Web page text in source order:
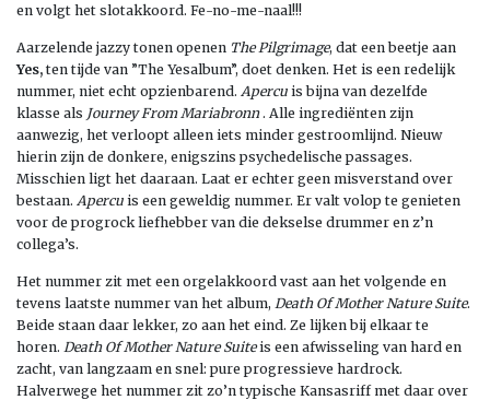
en volgt het slotakkoord. Fe-no-me-naal!!!
Aarzelende jazzy tonen openen The Pilgrimage, dat een beetje aan
Yes, ten tijde van ”The Yesalbum”, doet denken. Het is een redelijk
nummer, niet echt opzienbarend. Apercu is bijna van dezelfde
klasse als Journey From Mariabronn. Alle ingrediënten zijn
aanwezig, het verloopt alleen iets minder gestroomlijnd. Nieuw
hierin zijn de donkere, enigszins psychedelische passages.
Misschien ligt het daaraan. Laat er echter geen misverstand over
bestaan. Apercu is een geweldig nummer. Er valt volop te genieten
voor de progrock liefhebber van die dekselse drummer en z’n
collega’s.
Het nummer zit met een orgelakkoord vast aan het volgende en
tevens laatste nummer van het album, Death Of Mother Nature Suite.
Beide staan daar lekker, zo aan het eind. Ze lijken bij elkaar te
horen. Death Of Mother Nature Suiteis een afwisseling van hard en
zacht, van langzaam en snel: pure progressieve hardrock.
Halverwege het nummer zit zo’n typische Kansasriff met daar over